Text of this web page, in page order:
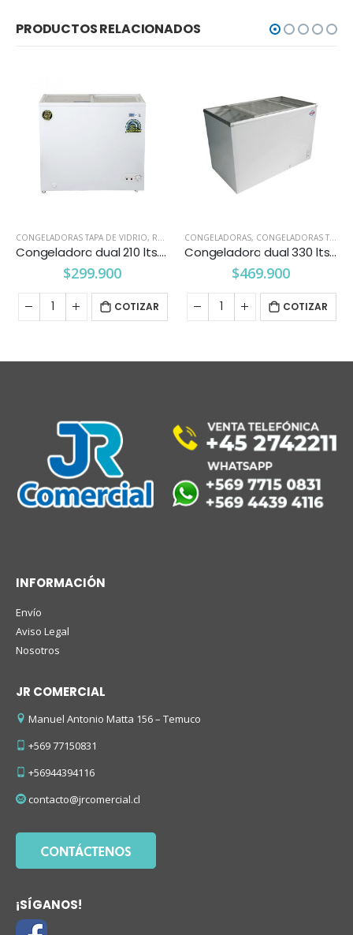
PRODUCTOS RELACIONADOS
CONGELADORAS TAPA DE VIDRIO, REFRIGERACION
Congeladora dual 210 lts. tapa de vidrio Ventus
$299.900
COTIZAR
CONGELADORAS, CONGELADORAS TAPA DE VIDRIO
Congeladora dual 330 lts. vidrio plano Maigas
$469.900
COTIZAR
INFORMACIÓN
Envío
Aviso Legal
Nosotros
JR COMERCIAL
Manuel Antonio Matta 156 – Temuco
+569 77150831
+56944394116
contacto@jrcomercial.cl
¡SÍGANOS!